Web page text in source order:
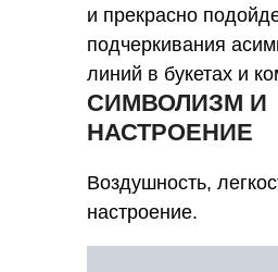
и прекрасно
подчеркивания
линий в букетах и
СИМВОЛИЗМ И
НАСТРОЕНИЕ
Воздушность,
настроение.